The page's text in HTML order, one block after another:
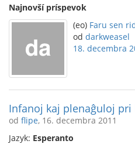
Najnovší príspevok
(eo) Faru sen
od darkweasel
18. decembra
Infanoj kaj plenaĝuloj pri
od flipe, 16. decembra 2011
Jazyk: Esperanto